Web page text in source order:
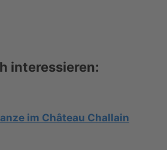
interessieren:
im Château Challain